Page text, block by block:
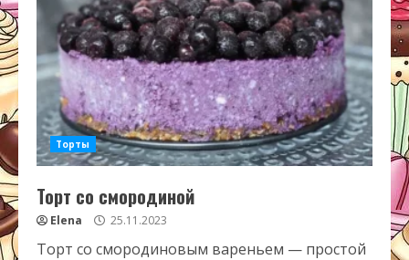
Торты
Торт со смородиной
Elena 25.11.2023
Торт со смородиновым вареньем — простой